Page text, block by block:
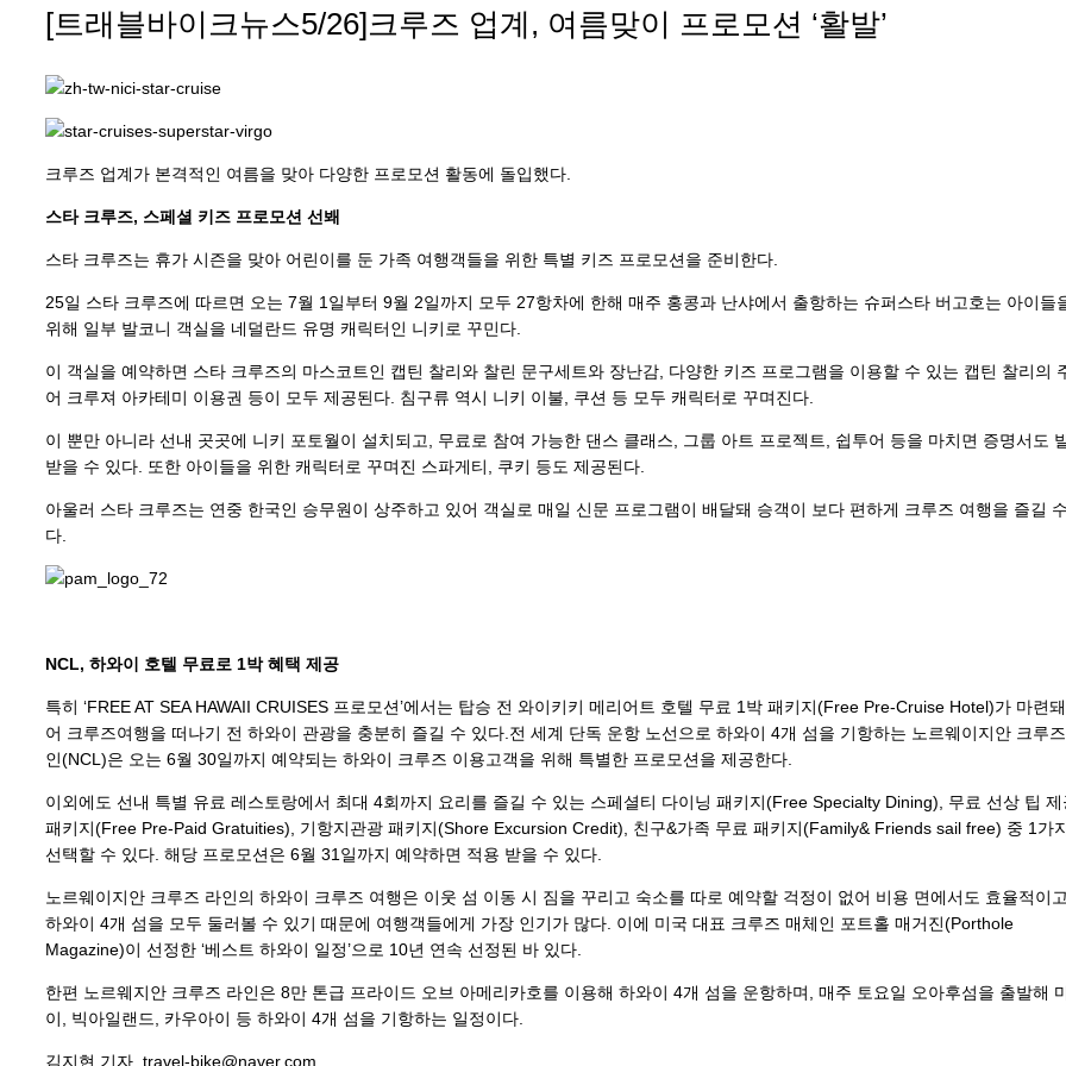
[트래블바이크뉴스5/26]크루즈 업계, 여름맞이 프로모션 ‘활발’
크루즈 업계가 본격적인 여름을 맞아 다양한 프로모션 활동에 돌입했다.
스타 크루즈, 스페셜 키즈 프로모션 선봬
스타 크루즈는 휴가 시즌을 맞아 어린이를 둔 가족 여행객들을 위한 특별 키즈 프로모션을 준비한다.
25일 스타 크루즈에 따르면 오는 7월 1일부터 9월 2일까지 모두 27항차에 한해 매주 홍콩과 난샤에서 출항하는 슈퍼스타 버고호는 아이들
위해 일부 발코니 객실을 네덜란드 유명 캐릭터인 니키로 꾸민다.
이 객실을 예약하면 스타 크루즈의 마스코트인 캡틴 찰리와 찰린 문구세트와 장난감, 다양한 키즈 프로그램을 이용할 수 있는 캡틴 찰리의
어 크루져 아카테미 이용권 등이 모두 제공된다. 침구류 역시 니키 이불, 쿠션 등 모두 캐릭터로 꾸며진다.
이 뿐만 아니라 선내 곳곳에 니키 포토월이 설치되고, 무료로 참여 가능한 댄스 클래스, 그룹 아트 프로젝트, 쉽투어 등을 마치면 증명서도
받을 수 있다. 또한 아이들을 위한 캐릭터로 꾸며진 스파게티, 쿠키 등도 제공된다.
아울러 스타 크루즈는 연중 한국인 승무원이 상주하고 있어 객실로 매일 신문 프로그램이 배달돼 승객이 보다 편하게 크루즈 여행을 즐길
다.
NCL, 하와이 호텔 무료로 1박 혜택 제공
특히 ‘FREE AT SEA HAWAII CRUISES 프로모션’에서는 탑승 전 와이키키 메리어트 호텔 무료 1박 패키지(Free Pre-Cruise Hotel)가 마련
어 크루즈여행을 떠나기 전 하와이 관광을 충분히 즐길 수 있다.전 세계 단독 운항 노선으로 하와이 4개 섬을 기항하는 노르웨이지안 크루
인(NCL)은 오는 6월 30일까지 예약되는 하와이 크루즈 이용고객을 위해 특별한 프로모션을 제공한다.
이외에도 선내 특별 유료 레스토랑에서 최대 4회까지 요리를 즐길 수 있는 스페셜티 다이닝 패키지(Free Specialty Dining), 무료 선상 팁 제
패키지(Free Pre-Paid Gratuities), 기항지관광 패키지(Shore Excursion Credit), 친구&가족 무료 패키지(Family& Friends sail free) 중 1가
선택할 수 있다. 해당 프로모션은 6월 31일까지 예약하면 적용 받을 수 있다.
노르웨이지안 크루즈 라인의 하와이 크루즈 여행은 이웃 섬 이동 시 짐을 꾸리고 숙소를 따로 예약할 걱정이 없어 비용 면에서도 효율적이고,
하와이 4개 섬을 모두 둘러볼 수 있기 때문에 여행객들에게 가장 인기가 많다. 이에 미국 대표 크루즈 매체인 포트홀 매거진(Porthole
Magazine)이 선정한 ‘베스트 하와이 일정’으로 10년 연속 선정된 바 있다.
한편 노르웨지안 크루즈 라인은 8만 톤급 프라이드 오브 아메리카호를 이용해 하와이 4개 섬을 운항하며, 매주 토요일 오아후섬을 출발해
이, 빅아일랜드, 카우아이 등 하와이 4개 섬을 기항하는 일정이다.
김지현 기자 travel-bike@naver.com